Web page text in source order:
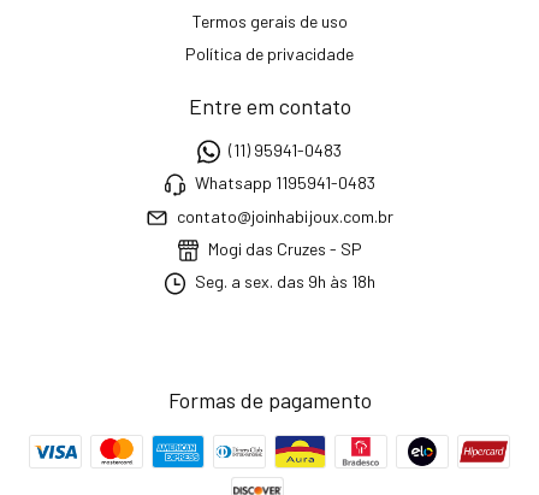
Termos gerais de uso
Política de privacidade
Entre em contato
(11) 95941-0483
Whatsapp 1195941-0483
contato@joinhabijoux.com.br
Mogi das Cruzes - SP
Seg. a sex. das 9h às 18h
Formas de pagamento